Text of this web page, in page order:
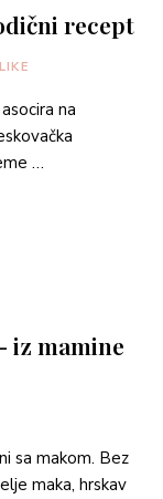
recept
na
…
iz mamine
sa makom. Bez
maka, hrskav